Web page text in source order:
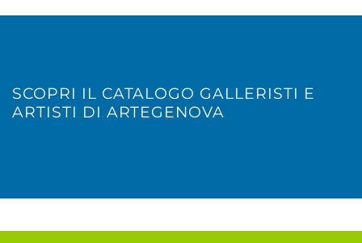
SCOPRI IL CATALOGO GALLERISTI E
ARTISTI DI ARTEGENOVA